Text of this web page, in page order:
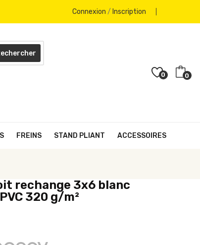
Connexion / Inscription
0 0
FREINS STAND PLIANT ACCESSOIRES
rechange 3x6 blanc
320 g/m²